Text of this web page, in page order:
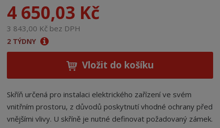
4 650,03 Kč
3 843,00 Kč bez DPH
2 TÝDNY
Vložit do košíku
Skříň určená pro instalaci elektrického zařízení ve svém
vnitřním prostoru, z důvodů poskytnutí vhodné ochrany před
vnějšími vlivy. U skříně je nutné definovat požadovaný zámek.